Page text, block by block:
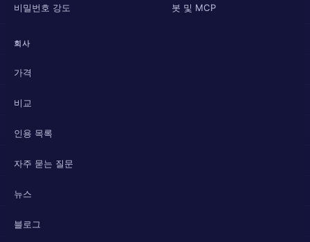
비밀번호 강도 봇 및 MCP
회사
가격
비교
인용 목록
자주 묻는 질문
뉴스
블로그